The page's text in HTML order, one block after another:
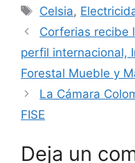
Etiquetas
Celsia,
Corferias recibe
perfil internacional,
Forestal Mueble y
La Cámara
FISE
Deja un